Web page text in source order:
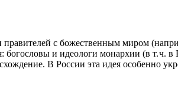
правителей с божественным миром
и идеологи монархии (в т. ч.
В России эта идея особенно